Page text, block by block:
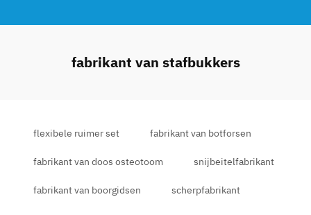
fabrikant van stafbukkers
flexibele ruimer set fabrikant van botforsen
fabrikant van doos osteotoom snijbeitelfabrikant
fabrikant van boorgidsen scherpfabrikant